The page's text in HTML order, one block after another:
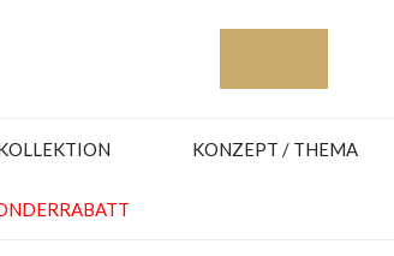
KONZEPT / THEMA